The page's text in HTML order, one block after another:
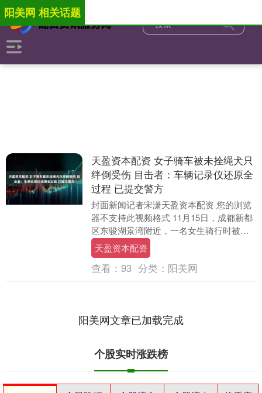
阳美网 相关话题
天盈资本配资 女子骑车被未拴绳犬只
绊倒受伤 目击者：车辆记录仪还原全
过程 已提交警方
封面新闻记者宋潇天盈资本配资 您的浏览
器不支持此视频格式 11月15日，成都新都
区东骏湖景湾附近，一名女生骑行时被路
边窜出的未拴绳宠物狗绊倒，因未佩戴头
盔，摔出....
天盈资本配资
查看： 93 分类： 阳美网
阳美网文章已加载完成
个股实时涨跌榜